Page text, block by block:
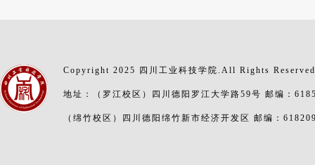
Copyright 2025 四川工业科技学院.All Rights
地址：（罗江校区）四川德阳罗江大学路59号 邮编：
（绵竹校区）四川德阳绵竹新市经济开发区 邮编：